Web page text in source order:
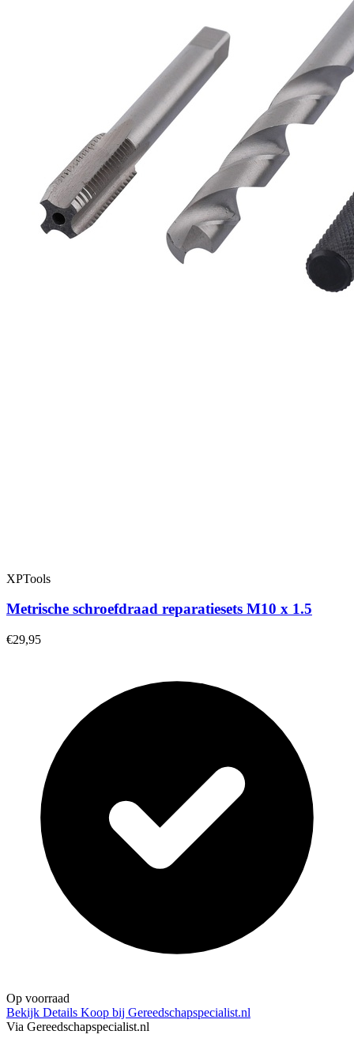
XPTools
Metrische schroefdraad reparatiesets M10 x 1.5
€29,95
Op voorraad
Bekijk Details Koop bij Gereedschapspecialist.nl
Via Gereedschapspecialist.nl